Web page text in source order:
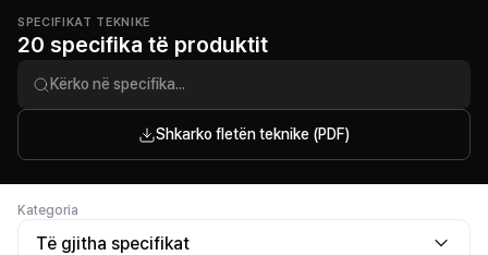
SPECIFIKAT TEKNIKE
20 specifika të produktit
Shkarko fletën teknike (PDF)
Kategoria
Të gjitha specifikat